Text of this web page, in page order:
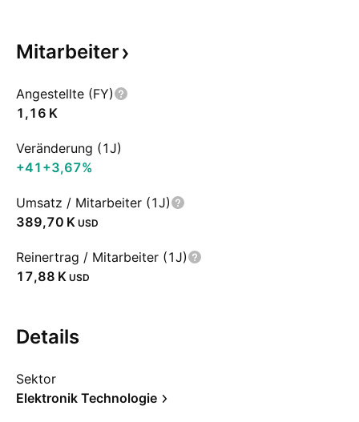
Mitarbeiter
Angestellte (FY)
‪1,16 K‬
Veränderung (1J)
+41 +3,67%
Umsatz / Mitarbeiter (1J)
‪389,70 K‬ USD
Reinertrag / Mitarbeiter (1J)
‪17,88 K‬ USD
Details
Sektor
Elektronik Technologie